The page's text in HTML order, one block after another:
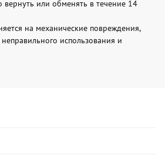
или обменять в течение 14
на механические повреждения,
использования и